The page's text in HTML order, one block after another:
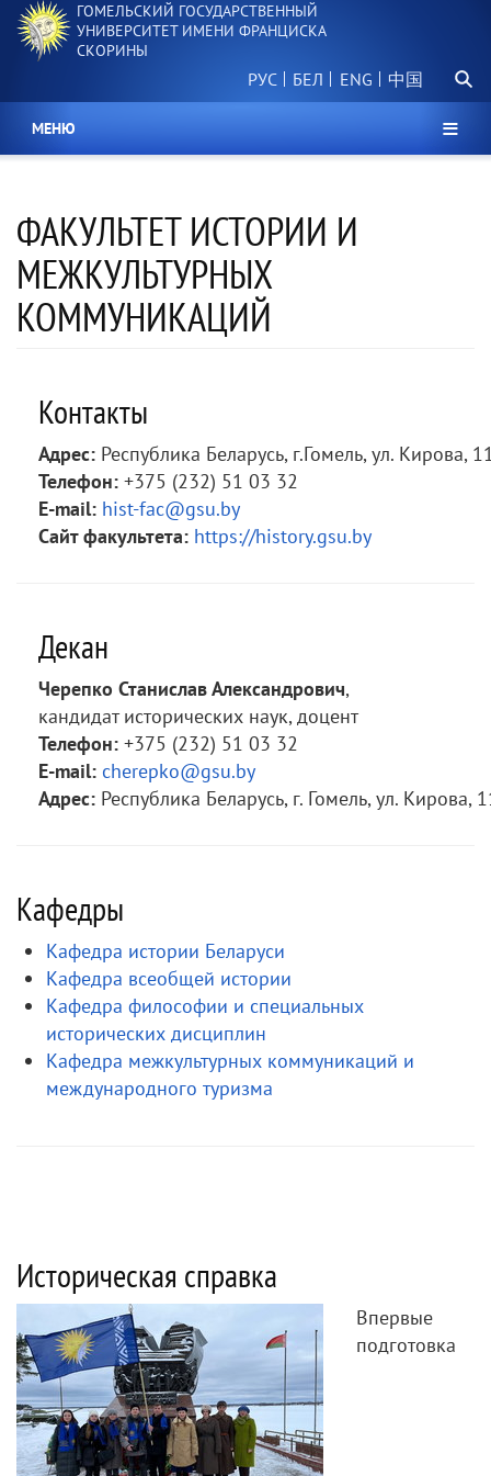
Перейти
основному
ГОМЕЛЬСКИЙ ГОСУДАРСТВЕННЫЙ
УНИВЕРСИТЕТ ИМЕНИ ФРАНЦИСКА
СКОРИНЫ
РУС БЕЛ 中国
МЕНЮ
ФАКУЛЬТЕТ ИСТОРИИ И
МЕЖКУЛЬТУРНЫХ
КОММУНИКАЦИЙ
Контакты
Адрес: Республика Беларусь, г.Гомель, ул. Кирова,
Телефон: +375 (232) 51 03 32
E-mail: hist-fac@gsu.by
Сайт факультета: https://history.gsu.by
Декан
Черепко Станислав Александрович,
кандидат исторических наук, доцент
Телефон: +375 (232) 51 03 32
E-mail: cherepko@gsu.by
Адрес: Республика Беларусь, г. Гомель, ул. Кирова,
Кафедры
Кафедра истории Беларуси
Кафедра всеобщей истории
Кафедра философии и специальных
исторических дисциплин
Кафедра межкультурных коммуникаций и
международного туризма
Историческая справка
Впервые
подготовка